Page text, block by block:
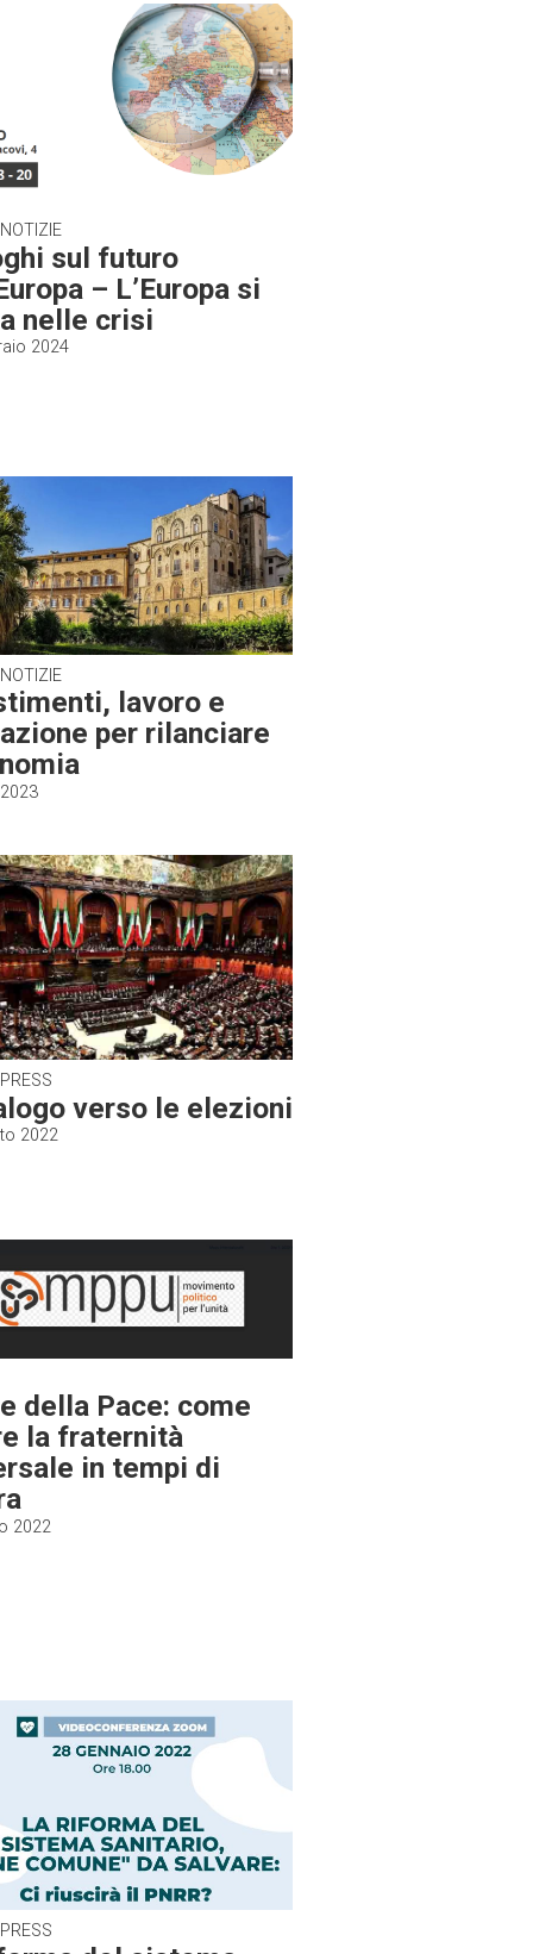
sul futuro
– L’Europa si
nelle crisi
2024
lavoro e
per rilanciare
verso le elezioni
2022
della Pace: come
la fraternità
in tempi di
2022